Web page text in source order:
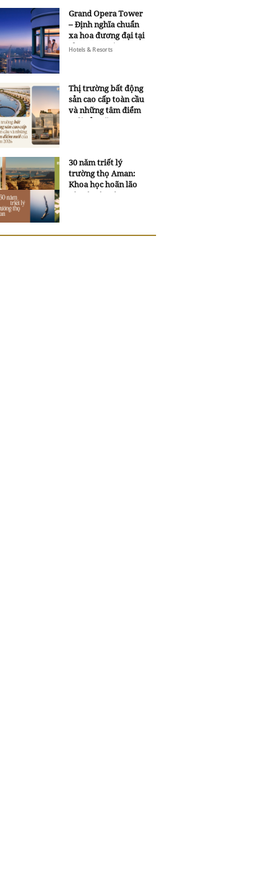
Grand Opera Tower
– Định nghĩa chuẩn
xa hoa đương đại tại
Sheraton Saigon
Hotels & Resorts
Thị trường bất động
sản cao cấp toàn cầu
và những tâm điểm
mới của năm 2026
30 năm triết lý
trường thọ Aman:
Khoa học hoãn lão
và trí tuệ ngàn xưa